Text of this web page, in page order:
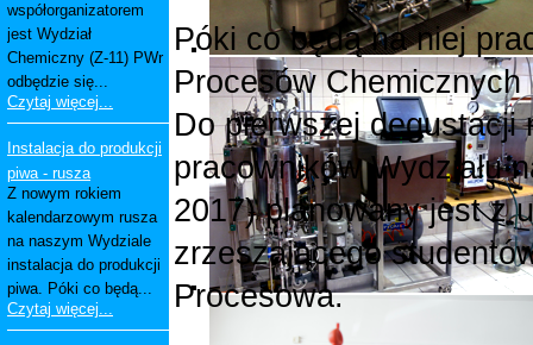
współorganizatorem
jest Wydział
Chemiczny (Z-11) PWr
odbędzie się...
Czytaj więcej...
Instalacja do produkcji
piwa - rusza
Z nowym rokiem
kalendarzowym rusza
na naszym Wydziale
instalacja do produkcji
piwa. Póki co będą...
Czytaj więcej...
Póki co będą na niej
Procesów
Do pierwszej degustacji
pracowników Wydziału
2017) planowany jest z
zrzeszającego
Procesowa.